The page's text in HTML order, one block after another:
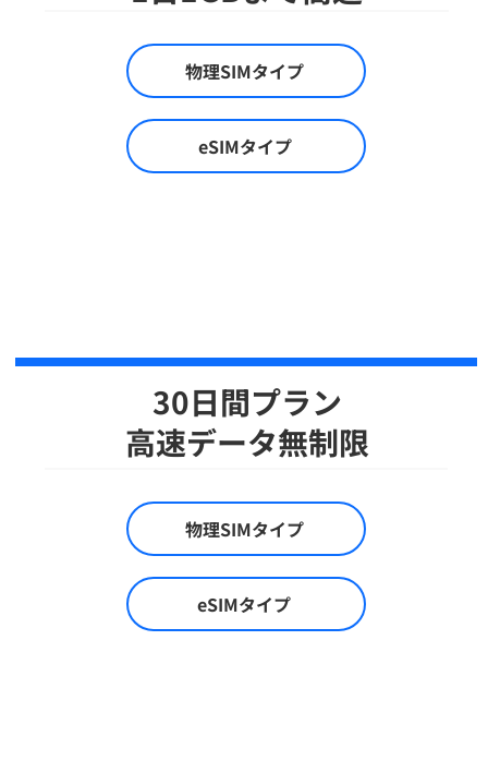
30日間プラン
​高速データ無制限
物理SIMタイプ
eSIMタイプ
物理SIMタイプ
eSIMタイプ